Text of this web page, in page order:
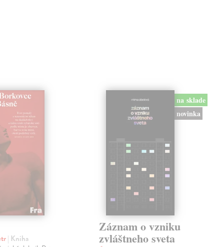
| Kniha
na sklade
novinka
Záznam o vzniku
zvláštneho sveta